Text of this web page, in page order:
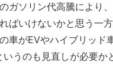
ガソリン代高騰により
ばいけないかと思う一方
車がEVやハイブリッド
うのも見直しが必要か